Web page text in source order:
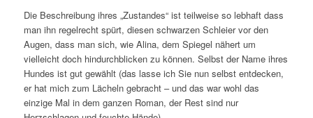
Die Beschreibung ihres „Zustandes“ ist teilweise so lebhaft dass
man ihn regelrecht spürt, diesen schwarzen Schleier vor den
Augen, dass man sich, wie Alina, dem Spiegel nähert um
vielleicht doch hindurchblicken zu können. Selbst der Name ihres
Hundes ist gut gewählt (das lasse ich Sie nun selbst entdecken,
er hat mich zum Lächeln gebracht – und das war wohl das
einzige Mal in dem ganzen Roman, der Rest sind nur